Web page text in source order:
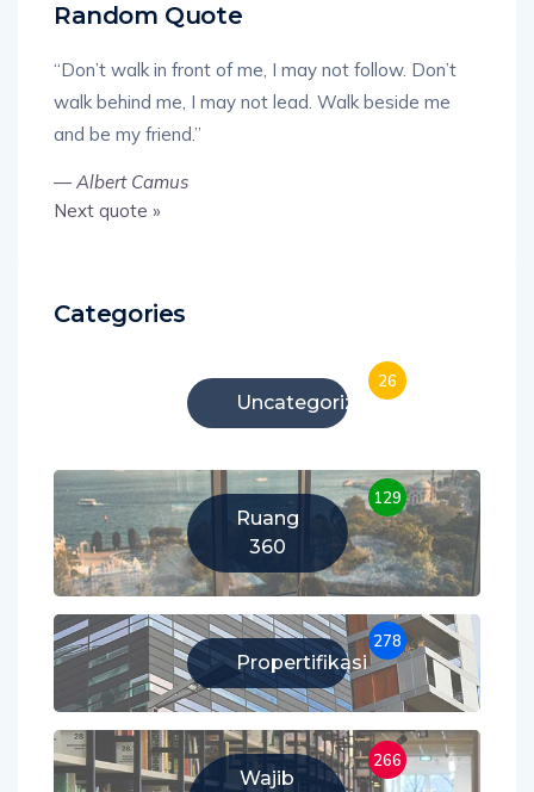
Random Quote
“Don’t walk in front of me, I may not follow. Don’t
walk behind me, I may not lead. Walk beside me
and be my friend.”
—Albert Camus
Next quote »
Categories
Uncategorized
26
Ruang
360
129
Propertifikasi
278
Wajib
266